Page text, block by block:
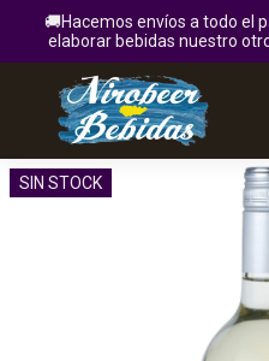
🚚Hacemos envíos a todo el
elaborar bebidas nuestro
SIN STOCK